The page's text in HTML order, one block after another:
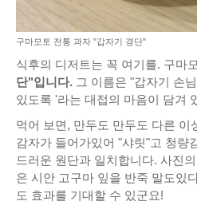
구마모토 전통 과자 "갑자기 경단"
식후의 디저트는 꼭 여기를. 구마
단"입니다. 그 이름은 "갑자기 손
있도록 '라는 대접의 마음이 담겨
먹어 보면, 만두도 만두도 다른 이
감자가 들어가있어 "샤릿"고 청량
드러운 원단과 일치합니다. 사진
은 시안 고구마 잎을 반죽 말도있
도 효과를 기대할 수 있군요!